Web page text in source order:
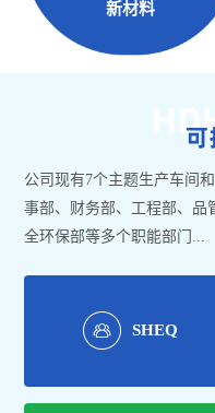
新材料
公司现有7个主题生产车间
事部、财务部、工程部、品
全环保部等多个职能部门...
SHEQ